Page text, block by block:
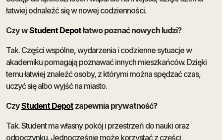
łatwiej odnaleźć się w nowej codzienności.
Czy wStudent Depotłatwo poznać nowych ludzi?
Tak. Części wspólne, wydarzenia i codzienne sytuacje w
akademiku pomagają poznawać innych mieszkańców. Dzięki
temu łatwiej znaleźć osoby, z którymi można spędzać czas,
uczyć się albo wyjść na miasto.
CzyStudent Depot zapewnia prywatność?
Tak. Student ma własny pokój i przestrzeń do nauki oraz
odpoczynku. Jednocześnie może korzystać z części